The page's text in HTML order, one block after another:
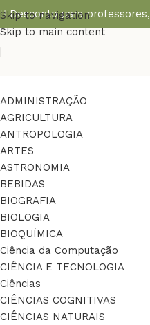
Skip to navigation
Skip to main content
Desconto para professores,
ADMINISTRAÇÃO
AGRICULTURA
ANTROPOLOGIA
ARTES
ASTRONOMIA
BEBIDAS
BIOGRAFIA
BIOLOGIA
BIOQUÍMICA
Ciência da Computação
CIÊNCIA E TECNOLOGIA
Ciências
CIÊNCIAS COGNITIVAS
CIÊNCIAS NATURAIS